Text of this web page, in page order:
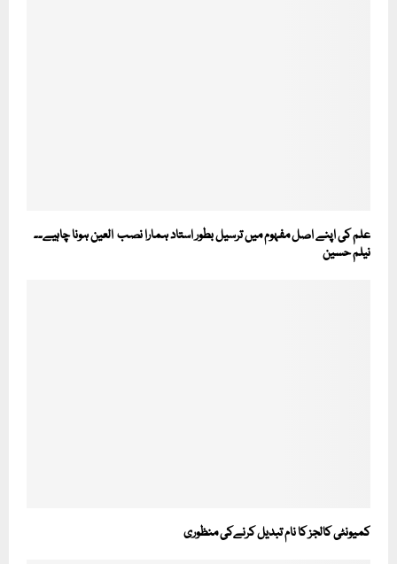
علم کی اپنے اصل مفہوم میں ترسیل بطور استاد ہمارا نصب العین ہونا چاہیے۔۔
نیلم حسین
کمیونٹی کالجز کا نام تبدیل کرنےکی منظوری